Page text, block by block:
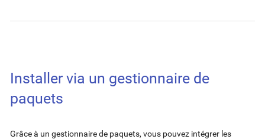
Installer via un gestionnaire de
paquets
Grâce à un gestionnaire de paquets, vous pouvez intégrer les